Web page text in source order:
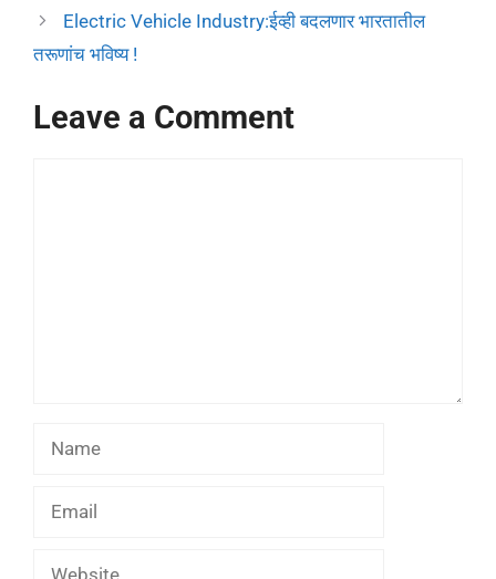
Electric Vehicle Industry:ईव्ही बदलणार भारतातील
तरूणांच भविष्य !
Leave a Comment